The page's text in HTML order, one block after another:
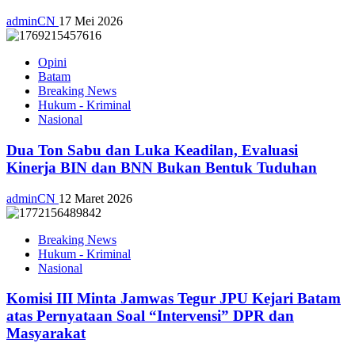
adminCN 17 Mei 2026
Opini
Batam
Breaking News
Hukum - Kriminal
Nasional
Dua Ton Sabu dan Luka Keadilan, Evaluasi
Kinerja BIN dan BNN Bukan Bentuk Tuduhan
adminCN 12 Maret 2026
Breaking News
Hukum - Kriminal
Nasional
Komisi III Minta Jamwas Tegur JPU Kejari Batam
atas Pernyataan Soal “Intervensi” DPR dan
Masyarakat